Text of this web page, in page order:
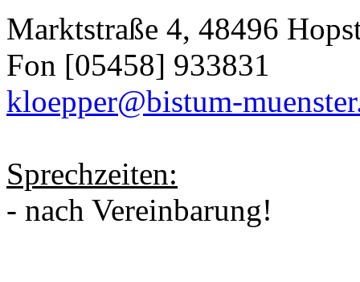
Marktstraße 4, 48496
Fon [05458] 933831
kloepper@bistum-
Sprechzeiten:
- nach Vereinbarung!